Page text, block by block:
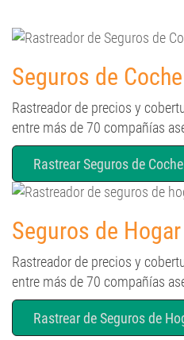
Seguros de Coche
Rastreador de precios y
entre más de 70 compañías
Rastrear Seguros de Coche
Seguros de Hogar
Rastreador de precios y
entre más de 70 compañías
Rastrear de Seguros de